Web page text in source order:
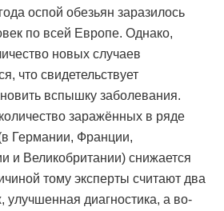
оспой обезьян заразилось
по всей Европе. Однако,
новых случаев
что свидетельствует
вспышку заболевания.
заражённых в ряде
Германии, Франции,
и Великобритании) снижается
тому эксперты считают два
улучшенная диагностика, а во-